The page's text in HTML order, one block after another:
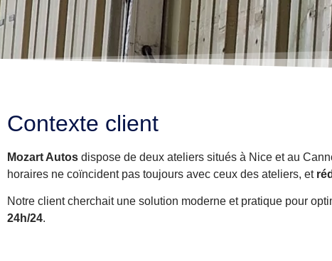
Contexte client
Mozart Autos dispose de deux ateliers situés à Nice et au
horaires ne coïncident pas toujours avec ceux des ateliers, et
Notre client cherchait une solution moderne et pratique pour
24h/24.